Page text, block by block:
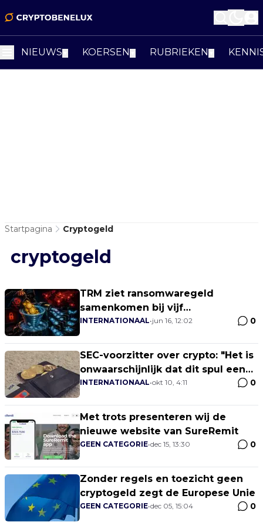
NIEUWS KOERSEN RUBRIEKEN
Startpagina Cryptogeld
cryptogeld
TRM ziet ransomwaregeld
samenkomen bij vijf
cryptodiensten
INTERNATIONAAL•jun 16, 12:02 0
SEC-voorzitter over crypto: "Het is
onwaarschijnlijk dat dit spul een
valuta gaat worden"
INTERNATIONAAL•okt 10, 4:11 0
Met trots presenteren wij de
nieuwe website van SureRemit
GEEN CATEGORIE•dec 15, 13:30 0
Zonder regels en toezicht geen
cryptogeld zegt de Europese Unie
GEEN CATEGORIE•dec 05, 15:04 0